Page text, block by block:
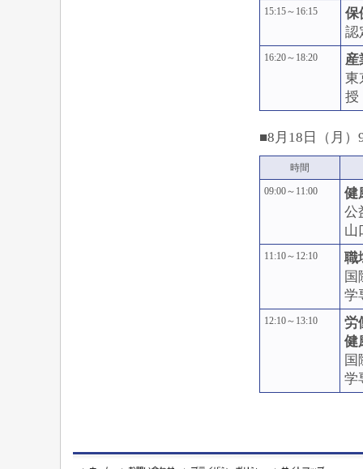
15:15～16:15
保
認
16:20～18:20
産
東
■8月18日（月）
時間
09:00～11:00
健
公
山
11:10～12:10
職
国
学
12:10～13:10
労
健
国
学